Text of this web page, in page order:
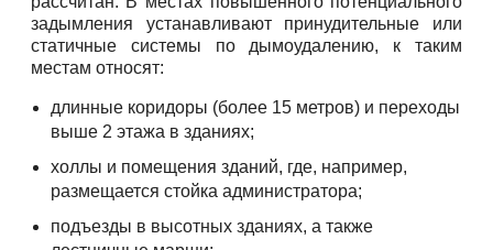
задымления устанавливают принудительные или
статичные системы по дымоудалению, к таким
местам относят:
длинные коридоры (более 15 метров) и переходы
выше 2 этажа в зданиях;
холлы и помещения зданий, где, например,
размещается стойка администратора;
подъезды в высотных зданиях, а также